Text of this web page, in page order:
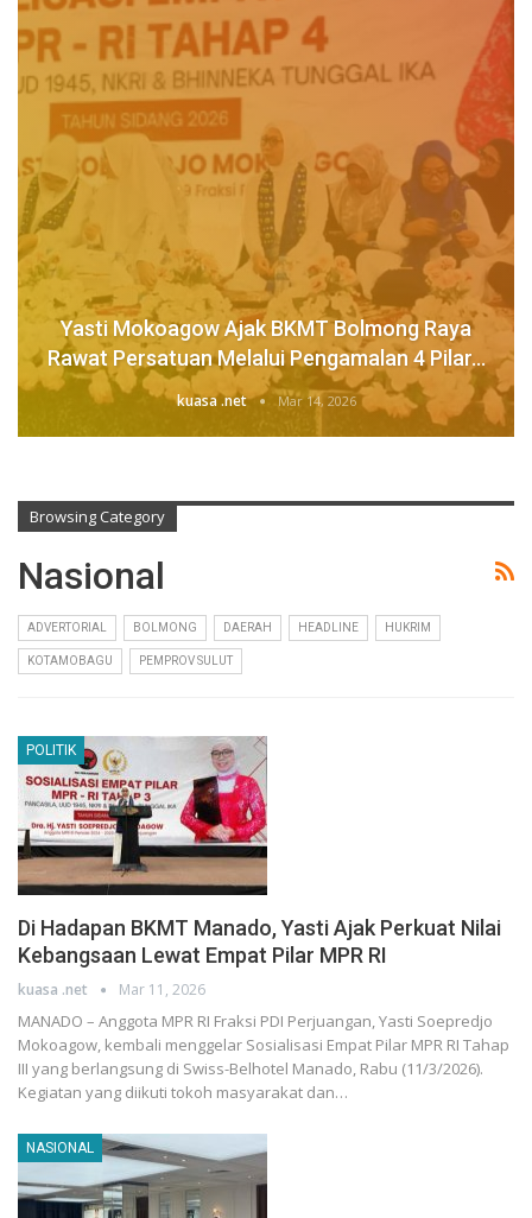
Yasti Mokoagow Ajak BKMT Bolmong Raya
Rawat Persatuan Melalui Pengamalan 4 Pilar…
kuasa .net Mar 14, 2026
Browsing Category
Nasional
ADVERTORIAL BOLMONG DAERAH HEADLINE HUKRIM
KOTAMOBAGU PEMPROV SULUT
POLITIK
Di Hadapan BKMT Manado, Yasti Ajak Perkuat Nilai
Kebangsaan Lewat Empat Pilar MPR RI
kuasa .net Mar 11, 2026
MANADO – Anggota MPR RI Fraksi PDI Perjuangan, Yasti Soepredjo
Mokoagow, kembali menggelar Sosialisasi Empat Pilar MPR RI Tahap
III yang berlangsung di Swiss-Belhotel Manado, Rabu (11/3/2026).
Kegiatan yang diikuti tokoh masyarakat dan…
NASIONAL